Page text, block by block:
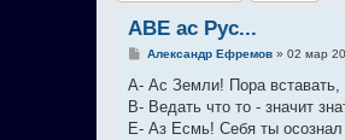
АВЕ ас Рус...
С
щ
Александр Ефремов» 02 мар
А- Ас Земли! Пора вставать,
В- Ведать что то - значит
Е- Аз Есмь! Себя ты